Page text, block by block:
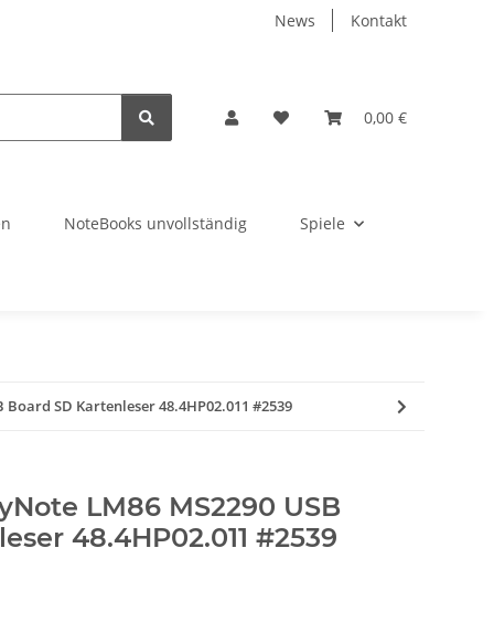
News Kontakt
0,00 €
NoteBooks unvollständig Spiele
SD Kartenleser 48.4HP02.011 #2539
LM86 MS2290 USB
48.4HP02.011 #2539